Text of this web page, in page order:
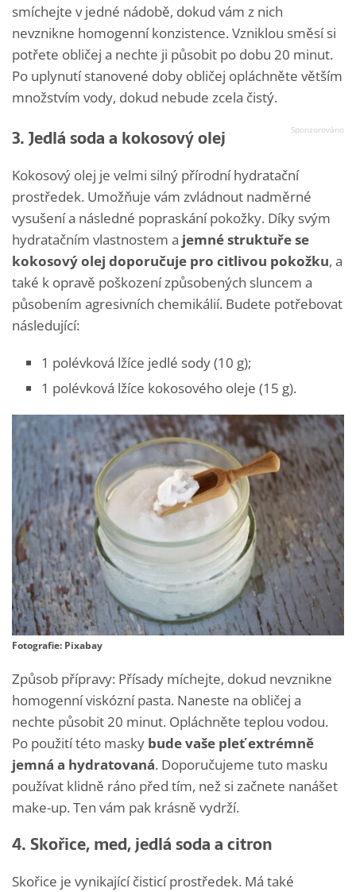
smíchejte v jedné nádobě, dokud vám z nich
nevznikne homogenní konzistence. Vzniklou směsí si
potřete obličej a nechte ji působit po dobu 20 minut.
Po uplynutí stanovené doby obličej opláchněte větším
množstvím vody, dokud nebude zcela čistý.
3. Jedlá soda a kokosový olej
Kokosový olej je velmi silný přírodní hydratační
prostředek. Umožňuje vám zvládnout nadměrné
vysušení a následné popraskání pokožky. Díky svým
hydratačním vlastnostem a jemné struktuře se
kokosový olej doporučuje pro citlivou pokožku, a
také k opravě poškození způsobených sluncem a
působením agresivních chemikálií. Budete potřebovat
následující:
1 polévková lžíce jedlé sody (10 g);
1 polévková lžíce kokosového oleje (15 g).
Fotografie: Pixabay
Způsob přípravy: Přísady míchejte, dokud nevznikne
homogenní viskózní pasta. Naneste na obličej a
nechte působit 20 minut. Opláchněte teplou vodou.
Po použití této masky bude vaše pleť extrémně
jemná a hydratovaná. Doporučujeme tuto masku
používat klidně ráno před tím, než si začnete nanášet
make-up. Ten vám pak krásně vydrží.
4. Skořice, med, jedlá soda a citron
Skořice je vynikající čisticí prostředek. Má také